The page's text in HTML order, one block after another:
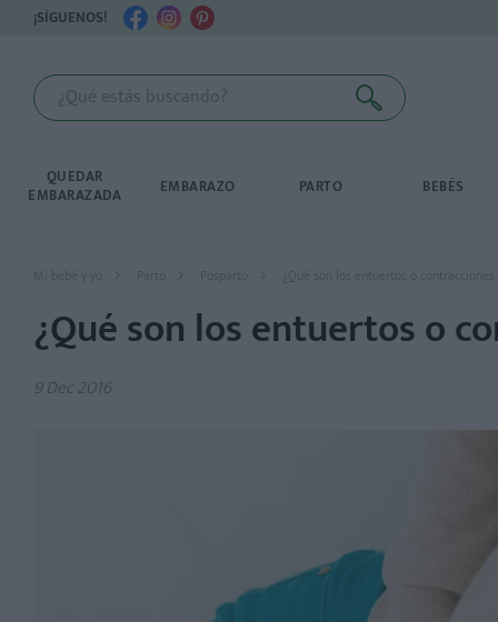
¡SÍGUENOS!
QUEDAR
EMBARAZADA EMBARAZO PARTO BEBÉS
Mi bebé y yo Parto Posparto ¿Qué son los entuertos o contracciones
¿Qué son los entuertos o
9 Dec 2016